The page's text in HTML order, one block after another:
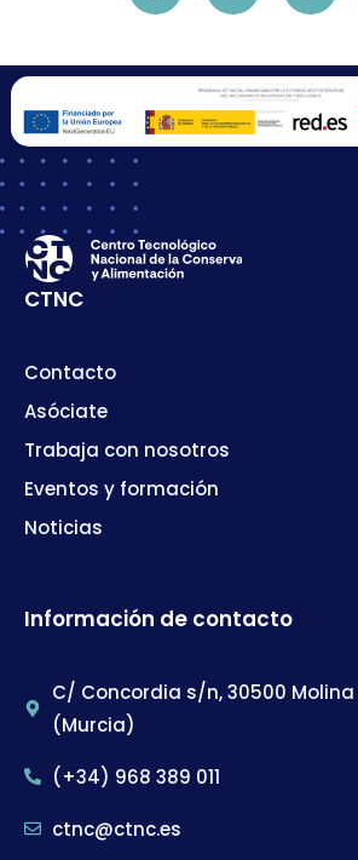
CTNC
Contacto
Asóciate
Trabaja con nosotros
Eventos y formación
Noticias
Información de contacto
C/ Concordia s/n, 30500 Molina
(Murcia)
(+34) 968 389 011
ctnc@ctnc.es